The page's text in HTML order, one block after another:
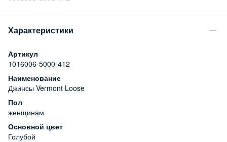
Характеристики
Артикул
1016006-5000-412
Наименование
Джинсы Vermont Loose
Пол
женщинам
Основной цвет
Голубой